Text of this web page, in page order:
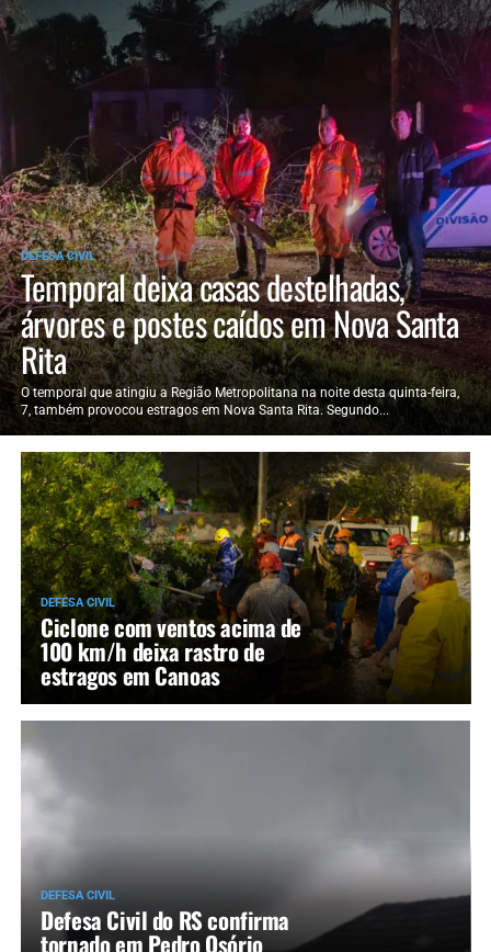
DEFESA CIVIL
Temporal deixa casas destelhadas,
árvores e postes caídos em Nova Santa
Rita
O temporal que atingiu a Região Metropolitana na noite desta quinta-feira,
7, também provocou estragos em Nova Santa Rita. Segundo...
DEFESA CIVIL
Ciclone com ventos acima de
100 km/h deixa rastro de
estragos em Canoas
DEFESA CIVIL
Defesa Civil do RS confirma
tornado em Pedro Osório